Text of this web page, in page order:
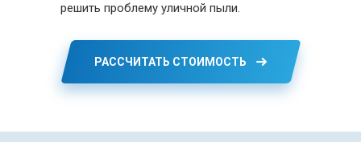
решить проблему уличной пыли.
РАССЧИТАТЬ СТОИМОСТЬ